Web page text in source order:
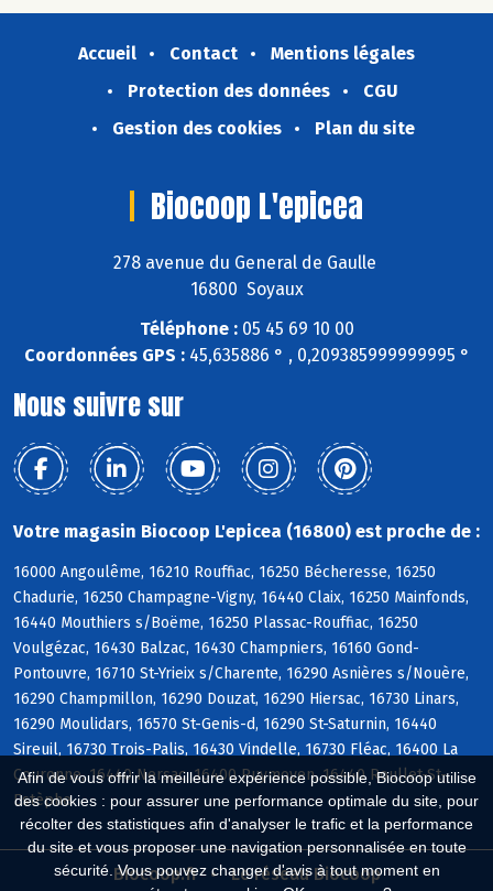
Afin de vous offrir la meilleure expérience possible, Biocoop utilise
des cookies : pour assurer une performance optimale du site, pour
récolter des statistiques afin d'analyser le trafic et la performance
du site et vous proposer une navigation personnalisée en toute
sécurité. Vous pouvez changer d'avis à tout moment en
Accueil Contact
Mentions légales
Protection des données
CGU
Gestion des cookies
Plan du site
Biocoop L'epicea
278 avenue du General de Gaulle
16800 Soyaux
Téléphone :05 45 69 10 00
Coordonnées GPS :45,635886 ° , 0,209385999999995 °
Nous suivre sur
Votre magasin Biocoop L'epicea (16800) est proche de :
16000 Angoulême, 16210 Rouffiac, 16250 Bécheresse, 16250
Chadurie, 16250 Champagne-Vigny, 16440 Claix, 16250 Mainfonds,
16440 Mouthiers s/Boëme, 16250 Plassac-Rouffiac, 16250
Voulgézac, 16430 Balzac, 16430 Champniers, 16160 Gond-
Pontouvre, 16710 St-Yrieix s/Charente, 16290 Asnières s/Nouère,
16290 Champmillon, 16290 Douzat, 16290 Hiersac, 16730 Linars,
16290 Moulidars, 16570 St-Genis-d, 16290 St-Saturnin, 16440
Sireuil, 16730 Trois-Palis, 16430 Vindelle, 16730 Fléac, 16400 La
Couronne, 16440 Nersac, 16400 Puymoyen, 16440 Roullet-St-
Estèphe
Biocoop.fr Le réseau Biocoop